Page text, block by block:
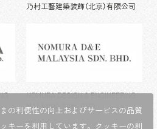
乃村工藝建築装飾（北京）有限公司
NOMURA DESIGN & ENGINEERING
MALAYSIA SDN. BHD.
の利便性の向上およびサービスの品質
キーを利用しています。クッキーの利